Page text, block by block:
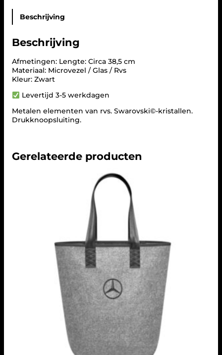
B
6
5
8
5
8
a
t
a
Beschrijving
Beschrijving
Afmetingen: Lengte: Circa 38,5 cm
Materiaal: Microvezel / Glas / Rvs
Kleur: Zwart
Levertijd 3-5 werkdagen
Metalen elementen van rvs. Swarovski©-kristallen.
Drukknoopsluiting.
Gerelateerde producten